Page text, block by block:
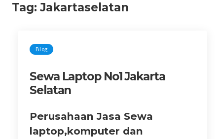
Tag: Jakartaselatan
Blog
Sewa Laptop No1 Jakarta
Selatan
Perusahaan Jasa Sewa
laptop,komputer dan